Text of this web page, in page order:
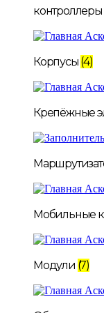
контроллеры
Корпусы (4)
Крепёжные
Мобильные
Модули (7)